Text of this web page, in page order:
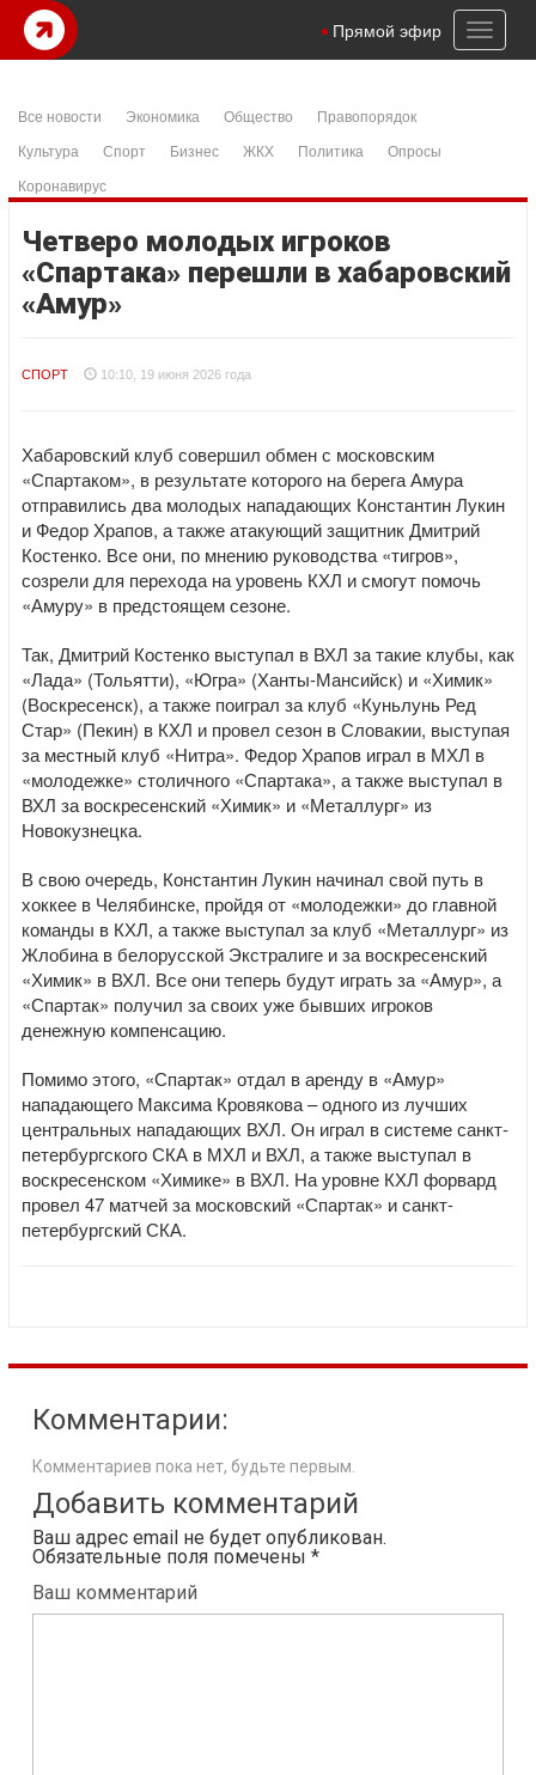
Toggle
Прямой эфир
Все новости Экономика Общество
Правопорядок
Культура
Спорт Бизнес ЖКХ Политика
Опросы
Коронавирус
Четверо молодых игроков
«Спартака» перешли в хабаровский
«Амур»
СПОРТ 10:10, 19 июня 2026 года
Хабаровский клуб совершил обмен с московским
«Спартаком», в результате которого на берега Амура
отправились два молодых нападающих Константин Лукин
и Федор Храпов, а также атакующий защитник Дмитрий
Костенко. Все они, по мнению руководства «тигров»,
созрели для перехода на уровень КХЛ и смогут помочь
«Амуру» в предстоящем сезоне.
Так, Дмитрий Костенко выступал в ВХЛ за такие клубы, как
«Лада» (Тольятти), «Югра» (Ханты-Мансийск) и «Химик»
(Воскресенск), а также поиграл за клуб «Куньлунь Ред
Стар» (Пекин) в КХЛ и провел сезон в Словакии, выступая
за местный клуб «Нитра». Федор Храпов играл в МХЛ в
«молодежке» столичного «Спартака», а также выступал в
ВХЛ за воскресенский «Химик» и «Металлург» из
Новокузнецка.
В свою очередь, Константин Лукин начинал свой путь в
хоккее в Челябинске, пройдя от «молодежки» до главной
команды в КХЛ, а также выступал за клуб «Металлург» из
Жлобина в белорусской Экстралиге и за воскресенский
«Химик» в ВХЛ. Все они теперь будут играть за «Амур», а
«Спартак» получил за своих уже бывших игроков
денежную компенсацию.
Помимо этого, «Спартак» отдал в аренду в «Амур»
нападающего Максима Кровякова – одного из лучших
центральных нападающих ВХЛ. Он играл в системе санкт-
петербургского СКА в МХЛ и ВХЛ, а также выступал в
воскресенском «Химике» в ВХЛ. На уровне КХЛ форвард
провел 47 матчей за московский «Спартак» и санкт-
петербургский СКА.
Комментарии:
Комментариев пока нет, будьте первым.
Добавить комментарий
Ваш адрес email не будет опубликован.
Обязательные поля помечены *
Ваш комментарий